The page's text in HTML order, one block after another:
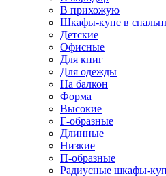
В прихожую
Шкафы-купе в
Детские
Офисные
Для книг
Для одежды
На балкон
Форма
Высокие
Г-образные
Длинные
Низкие
П-образные
Радиусные шкафы-